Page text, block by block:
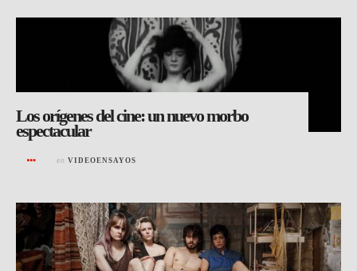
Los orígenes del cine: un nuevo morbo
espectacular
en VIDEOENSAYOS